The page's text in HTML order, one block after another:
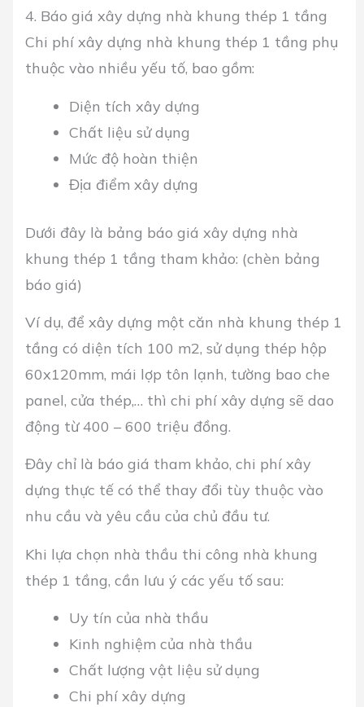
4. Báo giá xây dựng nhà khung thép 1 tầng
Chi phí xây dựng nhà khung thép 1 tầng phụ
thuộc vào nhiều yếu tố, bao gồm:
Diện tích xây dựng
Chất liệu sử dụng
Mức độ hoàn thiện
Địa điểm xây dựng
Dưới đây là bảng báo giá xây dựng nhà
khung thép 1 tầng tham khảo: (chèn bảng
báo giá)
Ví dụ, để xây dựng một căn nhà khung thép 1
tầng có diện tích 100 m2, sử dụng thép hộp
60x120mm, mái lợp tôn lạnh, tường bao che
panel, cửa thép,… thì chi phí xây dựng sẽ dao
động từ 400 – 600 triệu đồng.
Đây chỉ là báo giá tham khảo, chi phí xây
dựng thực tế có thể thay đổi tùy thuộc vào
nhu cầu và yêu cầu của chủ đầu tư.
Khi lựa chọn nhà thầu thi công nhà khung
thép 1 tầng, cần lưu ý các yếu tố sau:
Uy tín của nhà thầu
Kinh nghiệm của nhà thầu
Chất lượng vật liệu sử dụng
Chi phí xây dựng